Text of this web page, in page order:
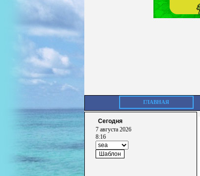
ГЛАВНАЯ
Сегодня
7 августа 2026
8:16